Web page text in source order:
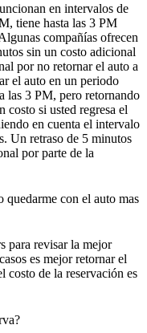
en intervalos de
tiene hasta las 3 PM
compañías ofrecen
sin un costo adicional
por no retornar el auto a
el auto en un periodo
las 3 PM, pero retornando
costo si usted regresa el
en cuenta el intervalo
Un retraso de 5 minutos
por parte de la
quedarme con el auto mas
para revisar la mejor
es mejor retornar el
costo de la reservación es